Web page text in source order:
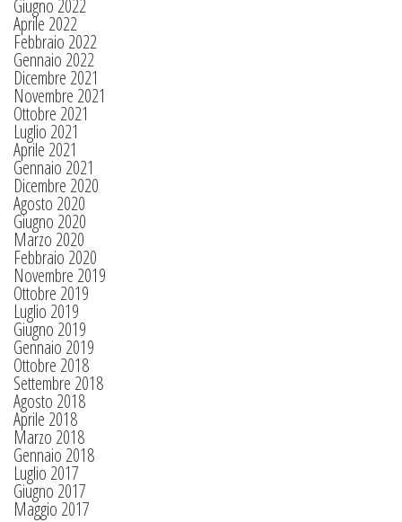
Giugno 2022
Aprile 2022
Febbraio 2022
Gennaio 2022
Dicembre 2021
Novembre 2021
Ottobre 2021
Luglio 2021
Aprile 2021
Gennaio 2021
Dicembre 2020
Agosto 2020
Giugno 2020
Marzo 2020
Febbraio 2020
Novembre 2019
Ottobre 2019
Luglio 2019
Giugno 2019
Gennaio 2019
Ottobre 2018
Settembre 2018
Agosto 2018
Aprile 2018
Marzo 2018
Gennaio 2018
Luglio 2017
Giugno 2017
Maggio 2017